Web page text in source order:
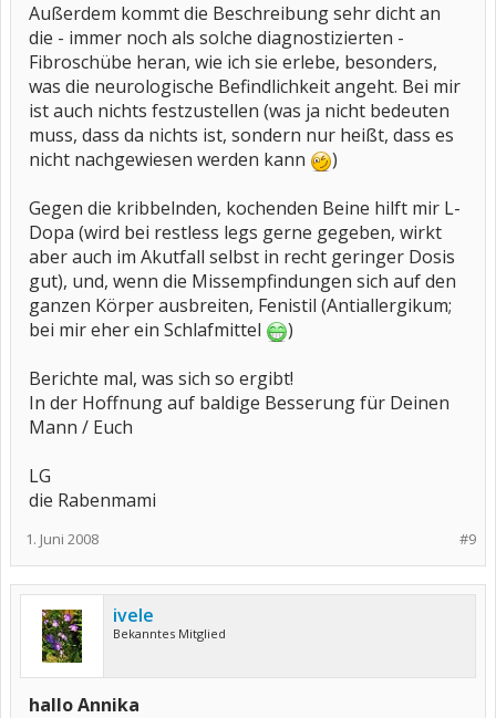
Außerdem kommt die Beschreibung sehr dicht an
die - immer noch als solche diagnostizierten -
Fibroschübe heran, wie ich sie erlebe, besonders,
was die neurologische Befindlichkeit angeht. Bei mir
ist auch nichts festzustellen (was ja nicht bedeuten
muss, dass da nichts ist, sondern nur heißt, dass es
nicht nachgewiesen werden kann
)
Gegen die kribbelnden, kochenden Beine hilft mir L-
Dopa (wird bei restless legs gerne gegeben, wirkt
aber auch im Akutfall selbst in recht geringer Dosis
gut), und, wenn die Missempfindungen sich auf den
ganzen Körper ausbreiten, Fenistil (Antiallergikum;
bei mir eher ein Schlafmittel
)
Berichte mal, was sich so ergibt!
In der Hoffnung auf baldige Besserung für Deinen
Mann / Euch
LG
die Rabenmami
#9
1. Juni 2008
ivele
Bekanntes Mitglied
hallo Annika